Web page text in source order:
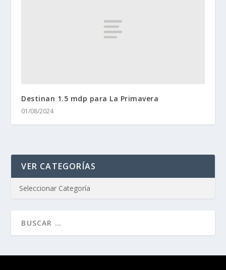
Destinan 1.5 mdp para La Primavera
01/08/2024
VER CATEGORÍAS